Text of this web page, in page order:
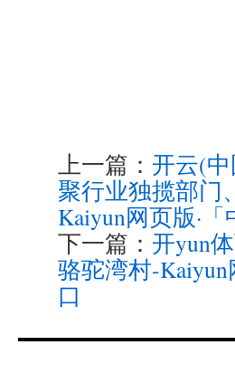
上一篇： 开云(
聚行业独揽部门
Kaiyun网页版·
下一篇： 开yun
骆驼湾村-
口